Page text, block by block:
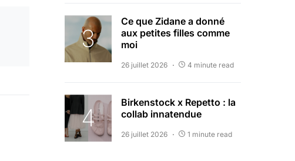
Ce que Zidane a donné
aux petites filles comme
moi
26 juillet 2026 4 minute read
Birkenstock x Repetto : la
collab innatendue
26 juillet 2026 1 minute read